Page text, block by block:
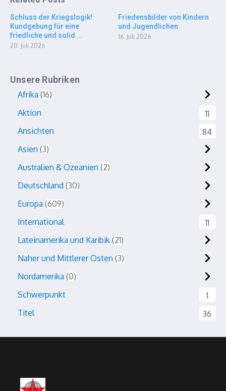
Schluss der Kriegslogik!
Kundgebung für eine
friedliche und solid ...
20. Juli 2026
Friedensbilder von Kindern
und Jugendlichen
16. Juli 2026
Unsere Rubriken
Afrika 16
Aktion
11
Ansichten
84
Asien 3
Australien & Ozeanien 2
Deutschland 30
Europa 609
International
11
Lateinamerika und Karibik 21
Naher und Mittlerer Osten 3
Nordamerika 0
Schwerpunkt
1
Titel
36